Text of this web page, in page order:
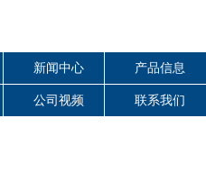
新闻中心 产品信息
公司视频 联系我们